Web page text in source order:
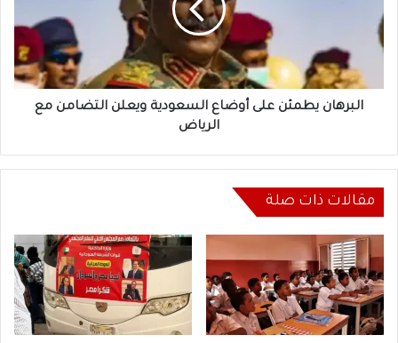
السعودية
ويعلن
التضامن
الرياض
البرهان يطمئن على أوضاع السعودية ويعلن التضامن مع
الرياض
مقالات ذات صلة